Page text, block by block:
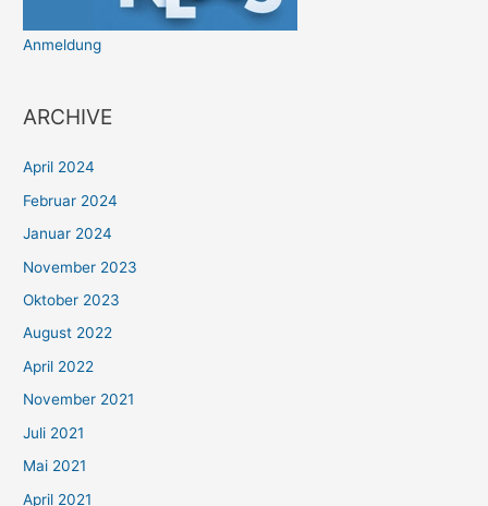
Anmeldung
ARCHIVE
April 2024
Februar 2024
Januar 2024
November 2023
Oktober 2023
August 2022
April 2022
November 2021
Juli 2021
Mai 2021
April 2021